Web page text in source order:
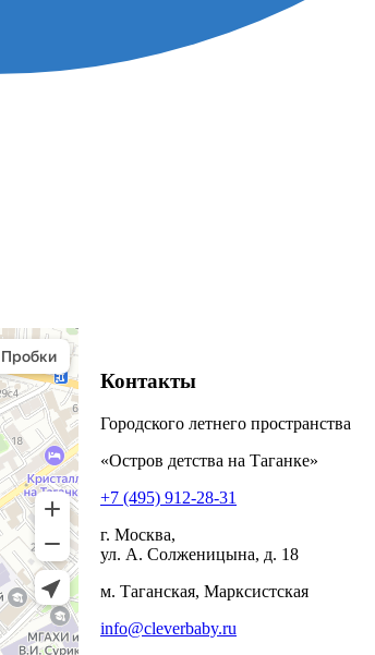
Контакты
Городского летнего пространства
«Остров детства на Таганке»
+7 (495) 912-28-31
г. Москва,
ул. А. Солженицына, д. 18
м. Таганская, Марксистская
info@cleverbaby.ru